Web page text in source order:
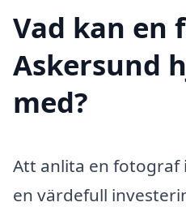
Vad kan en
Askersund
med?
Att anlita en fotograf
en värdefull